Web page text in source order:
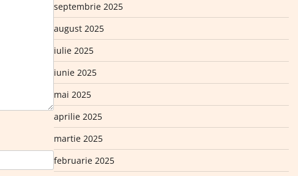
septembrie 2025
august 2025
iulie 2025
iunie 2025
mai 2025
aprilie 2025
martie 2025
februarie 2025